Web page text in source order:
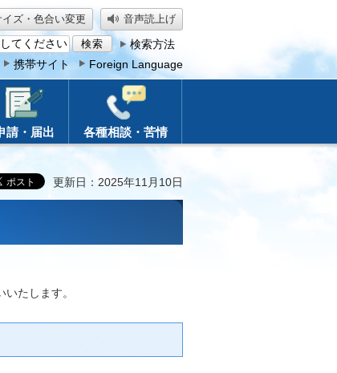
ズ・色合い変更 音声読上げ
検索方法
携帯サイト Foreign Language
請・届出 各種相談・苦情
更新日：2025年11月10日
たします。